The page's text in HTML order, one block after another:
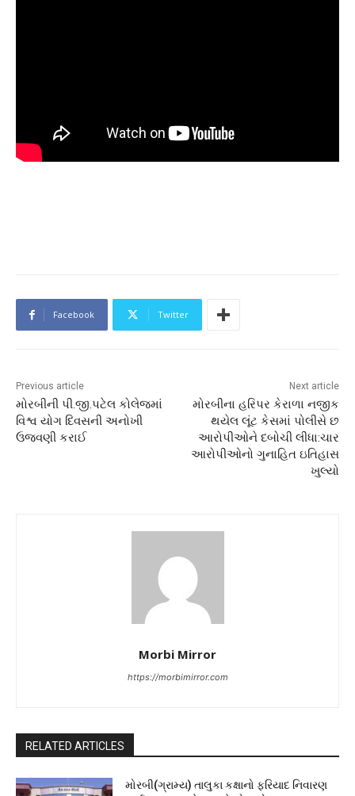
Facebook Twitter
Previous article
મોરબીની પી.જી.પટેલ કોલેજમાં
વિશ્વ યોગ દિવસની અનોખી
ઉજવણી કરાઈ
Next article
મોરબીના હરિપર કેરાળા નજીક
થયેલ લૂંટ કેસમાં પોલીસે છ
આરોપીઓને દબોચી લીધા:ચાર
આરોપીઓનો ગુનાહિત ઇતિહાસ
ખુલ્યો
Morbi Mirror
https://morbimirror.com
RELATED ARTICLES
મોરબી(ગ્રામ્ય) તાલુકા કક્ષાનો ફરિયાદ નિવારણ